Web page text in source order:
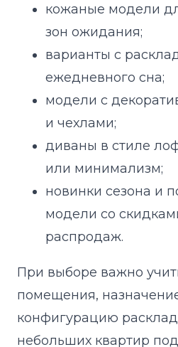
кожаные модели
зон ожидания;
варианты с
ежедневного сна;
модели с
и чехлами;
диваны в стиле
или минимализм;
новинки сезона и
модели со
распродаж.
При выборе важно
помещения,
конфигурацию
небольших квартир